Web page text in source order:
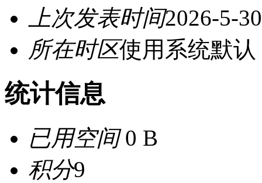
上次发表时间2026-5-
所在时区使用系统默认
统计信息
已用空间0 B
积分9